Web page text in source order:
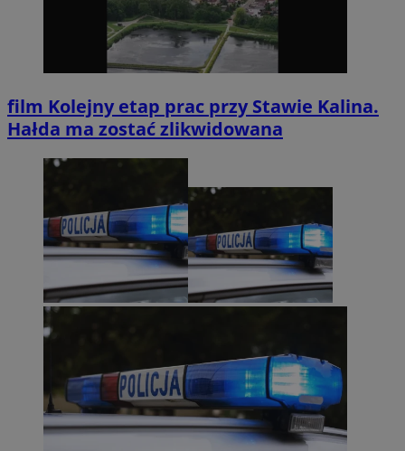
film Kolejny etap prac przy Stawie Kalina.
Hałda ma zostać zlikwidowana